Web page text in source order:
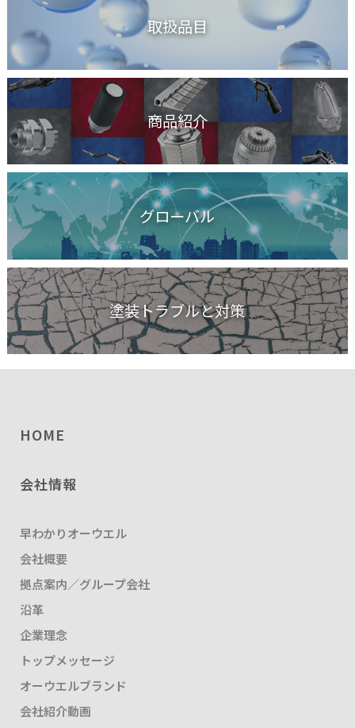
取扱品目
商品紹介
グローバル
塗装トラブルと対策
HOME
会社情報
早わかりオーウエル
会社概要
拠点案内／グループ会社
沿革
企業理念
トップメッセージ
オーウエルブランド
会社紹介動画